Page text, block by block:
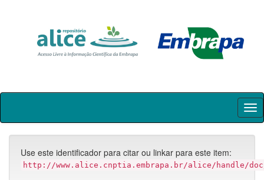
Skip
Use este identificador para citar ou linkar para este item:
http://www.alice.cnptia.embrapa.br/alice/handle/doc/